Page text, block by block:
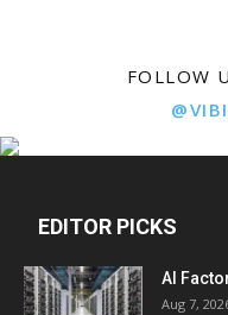
FOLLOW
EDITOR PICKS
AI
Aug 7,